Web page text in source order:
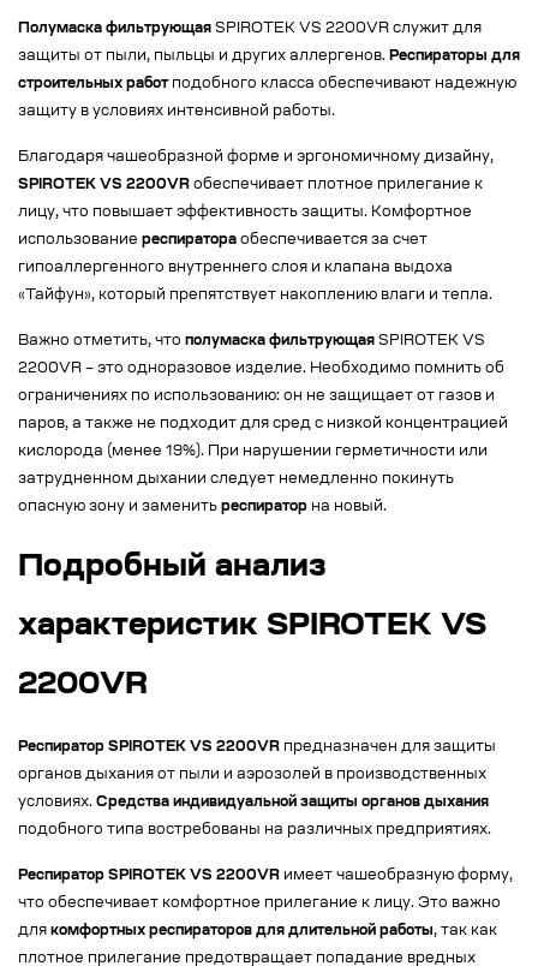
Полумаска фильтрующая SPIROTEK VS 2200VR служит для
защиты от пыли, пыльцы и других аллергенов. Респираторы для
строительных работподобного класса обеспечивают надежную
защиту в условиях интенсивной работы.
Благодаря чашеобразной форме и эргономичному дизайну,
SPIROTEK VS 2200VR обеспечивает плотное прилегание к
лицу, что повышает эффективность защиты. Комфортное
использование респиратора обеспечивается за счет
гипоаллергенного внутреннего слоя и клапана выдоха
«Тайфун», который препятствует накоплению влаги и тепла.
Важно отметить, что полумаска фильтрующая SPIROTEK VS
2200VR – это одноразовое изделие. Необходимо помнить об
ограничениях по использованию: он не защищает от газов и
паров, а также не подходит для сред с низкой концентрацией
кислорода (менее 19%). При нарушении герметичности или
затрудненном дыхании следует немедленно покинуть
опасную зону и заменить респиратор на новый.
Подробный анализ
характеристик SPIROTEK VS
2200VR
Респиратор SPIROTEK VS 2200VR предназначен для защиты
органов дыхания от пыли и аэрозолей в производственных
условиях. Средства индивидуальной защиты органов дыхания
подобного типа востребованы на различных предприятиях.
Респиратор SPIROTEK VS 2200VR имеет чашеобразную форму,
что обеспечивает комфортное прилегание к лицу. Это важно
для комфортных респираторов для длительной работы, так как
плотное прилегание предотвращает попадание вредных